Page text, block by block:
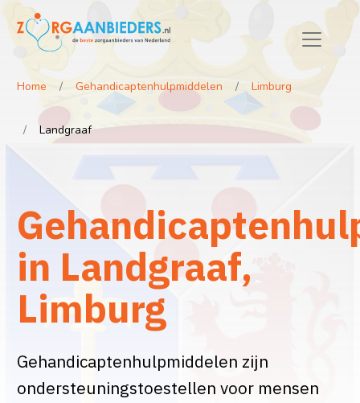
Home Gehandicaptenhulpmiddelen Limburg
Landgraaf
in Landgraaf,
Limburg
Gehandicaptenhulpmiddelen zijn
ondersteuningstoestellen voor mensen